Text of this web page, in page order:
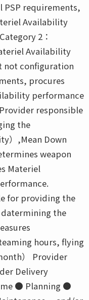
PSP requirements,
Availability
2：
Availability
not configuration
procures
performance
responsible
the
）,Mean Down
weapon
Materiel
for providing the
the
hours, flying
） Provider
Delivery
● Planning ●